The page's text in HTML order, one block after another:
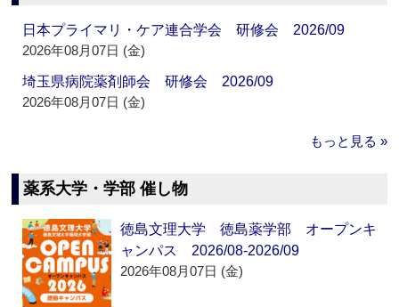
日本プライマリ・ケア連合学会 研修会 2026/09
2026年08月07日 (金)
埼玉県病院薬剤師会 研修会 2026/09
2026年08月07日 (金)
もっと見る »
薬系大学・学部 催し物
徳島文理大学 徳島薬学部 オープンキ
ャンパス 2026/08-2026/09
2026年08月07日 (金)